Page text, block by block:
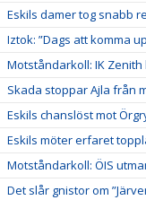
Eskils damer tog snabb
Iztok: ”Dags att komma
Motståndarkoll: IK
Skada stoppar Ajla från
Eskils chanslöst mot
Eskils möter erfaret
Motståndarkoll: ÖIS
Det slår gnistor om